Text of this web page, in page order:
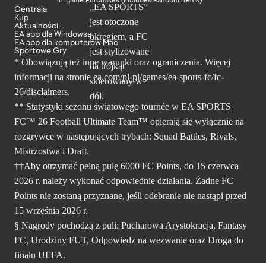
Centrala
Kup
Aktualności
EA app dla Windowsa
EA app dla komputerów Mac
Sportowe Gry
* Obowiązują też inne warunki oraz ograniczenia. Więcej
informacji na stronie ea.com/pl-pl/games/ea-sports-fc/fc-
26/disclaimers.
** Statystyki sezonu światowego tournée w EA SPORTS
FC™ 26 Football Ultimate Team™ opierają się wyłącznie na
rozgrywce w następujących trybach: Squad Battles, Rivals,
Mistrzostwa i Draft.
††Aby otrzymać pełną pulę 6000 FC Points, do 15 czerwca
2026 r. należy wykonać odpowiednie działania. Żadne FC
Points nie zostaną przyznane, jeśli odebranie nie nastąpi przed
15 września 2026 r.
§ Nagrody pochodzą z puli: Pucharowa Arystokracja, Fantasy
FC, Urodziny FUT, Odpowiedz na wezwanie oraz Droga do
finału UEFA.